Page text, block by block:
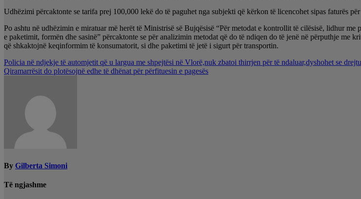
Udhëzimi përcaktonte se tarifa prej 100,000 lekë do të paguhet nga subjekti që kërkon të licencohet sipas faturës
Po ashtu në udhëzimin e miratuar më herët të Ministrisë së Bujqësisë “Për metodat e kontrollit të cilësisë, lidhur
e paketimit, formën dhe sasinë” përcaktonte se për analizimin metodat që do të ndiqen do të jenë në përputhje me
që shkaktojnë keqinformim të konsumatorit, si dhe paketimi të jetë i sigurt për transportin.
Lëvizje
te
Policia në ndjekje të automjetit që u largua me shpejtësi në Vlorë,nuk zbatoi thirrjen për të ndaluar,dyshohet se
Qiramarrësit do plotësojnë edhe të dhënat për përfituesin e pagesës
By Gilberta Simoni
Të ngjashme